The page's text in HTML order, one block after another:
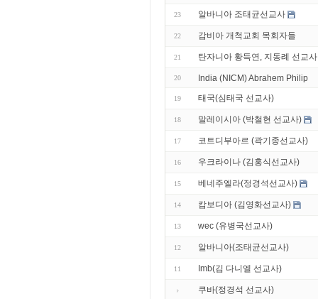
23 알바니아 조태균선교사
22 감비아 개척교회 목회자들
21 탄자니아 황득연, 지동례 선교사
20 India (NICM) Abrahem Philip
19 태국(심태국 선교사)
18 말레이시아 (박철현 선교사)
17 코트디부아르 (곽기종선교사)
16 우크라이나 (김홍식선교사)
15 베네주엘라(정경석선교사)
14 캄보디아 (김영화선교사)
13 wec (유병국선교사)
12 알바니아(조태균선교사)
11 Imb(김 다니엘 선교사)
쿠바(정경석 선교사)